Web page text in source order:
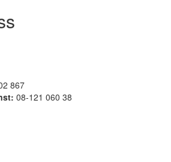
867
08-121 060 38